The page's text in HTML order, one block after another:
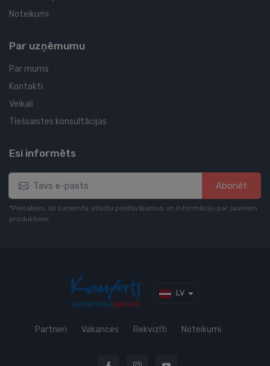
Noteikumi
Par uzņēmumu
Par mums
Kontakti
Veikali
Tiešsaistes konsultācijas
Esi informēts
Abonēt
*Piesakies, lai saņemtu atlaižu piedāvājumus un informāciju par jauniem
produktiem
LV
Partneri Vakances Rekvizīti Noteikumi